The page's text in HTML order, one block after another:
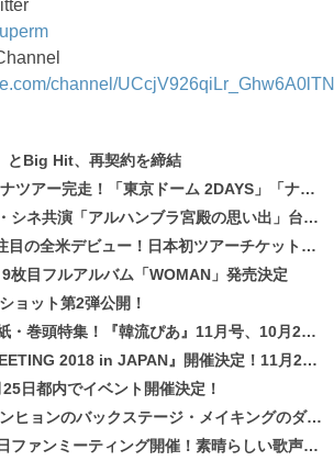
channel/
とBig Hit、再契約を締結
ム 2DAYS」「ナゴヤドーム1DAY」「京セラドーム1DAY」2019年ドームツアー開催決定！！
演「アルハンブラ宮殿の思い出」台本読み現場を公開
デビュー！日本初ツアーチケットが早くもプレミア化！？
枚目フルアルバム「WOMAN」発売決定
ョット第2弾公開！
頭特集！『韓流ぴあ』11月号、10月22日（月）発売！
in JAPAN』開催決定！11月21、22日にパシフィコ横浜にて実施
日都内でイベント開催決定！
のバックステージ・メイキングのダイジェスト映像が公開！
ミーティング開催！素晴らしい歌声に癒される贅沢な時間